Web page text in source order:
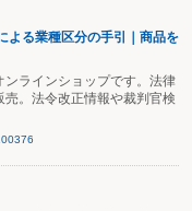
よる業種区分の手引｜商品を
ラインショップです。法律
。法令改正情報や裁判官検